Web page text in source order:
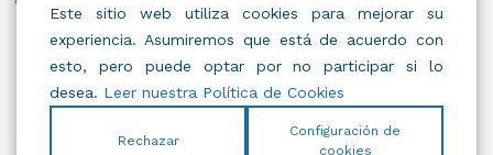
Trabaja con Nosotros
Este sitio web utiliza cookies para mejorar su
experiencia. Asumiremos que está de acuerdo con
esto, pero puede optar por no participar si lo
desea. Leer nuestra Política de Cookies
Rechazar
Configuración de
cookies